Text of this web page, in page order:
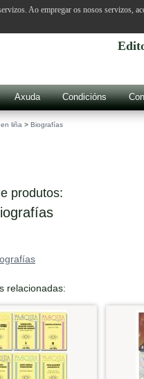
Axuda Condicións
liña > Biografías
produtos:
relacionadas:
Ao empregar os nosos servizos,